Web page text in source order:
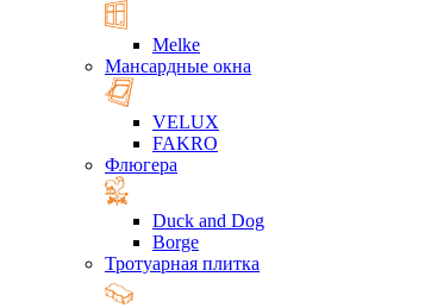
Melke
Мансардные окна
VELUX
FAKRO
Флюгера
Duck and Dog
Borge
Тротуарная плитка